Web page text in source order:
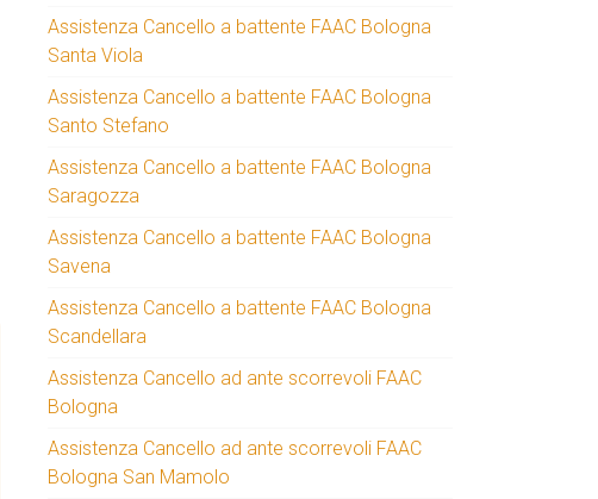
Assistenza Cancello a battente FAAC Bologna
Santa Viola
Assistenza Cancello a battente FAAC Bologna
Santo Stefano
Assistenza Cancello a battente FAAC Bologna
Saragozza
Assistenza Cancello a battente FAAC Bologna
Savena
Assistenza Cancello a battente FAAC Bologna
Scandellara
Assistenza Cancello ad ante scorrevoli FAAC
Bologna
Assistenza Cancello ad ante scorrevoli FAAC
Bologna San Mamolo